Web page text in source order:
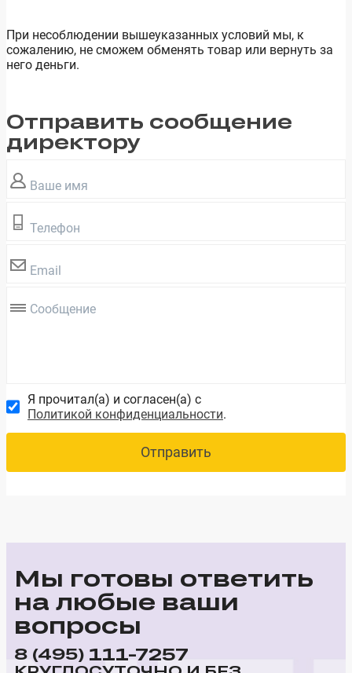
При несоблюдении вышеуказанных условий мы, к
сожалению, не сможем обменять товар или вернуть за
него деньги.
Отправить сообщение
директору
Я прочитал(а) и согласен(а) с
Политикой конфиденциальности.
Отправить
Мы готовы ответить
на любые ваши
вопросы
8 (495) 111-7257